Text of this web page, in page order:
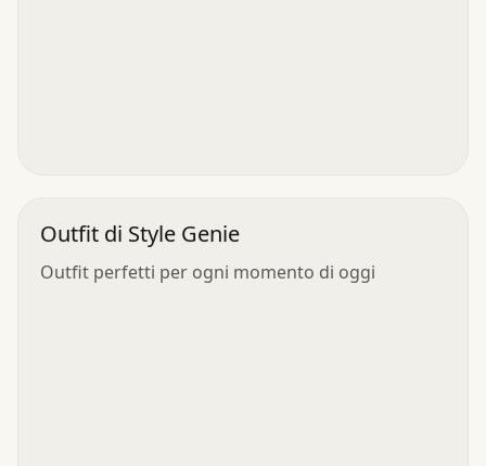
Outfit di Style Genie
Outfit perfetti per ogni momento di oggi